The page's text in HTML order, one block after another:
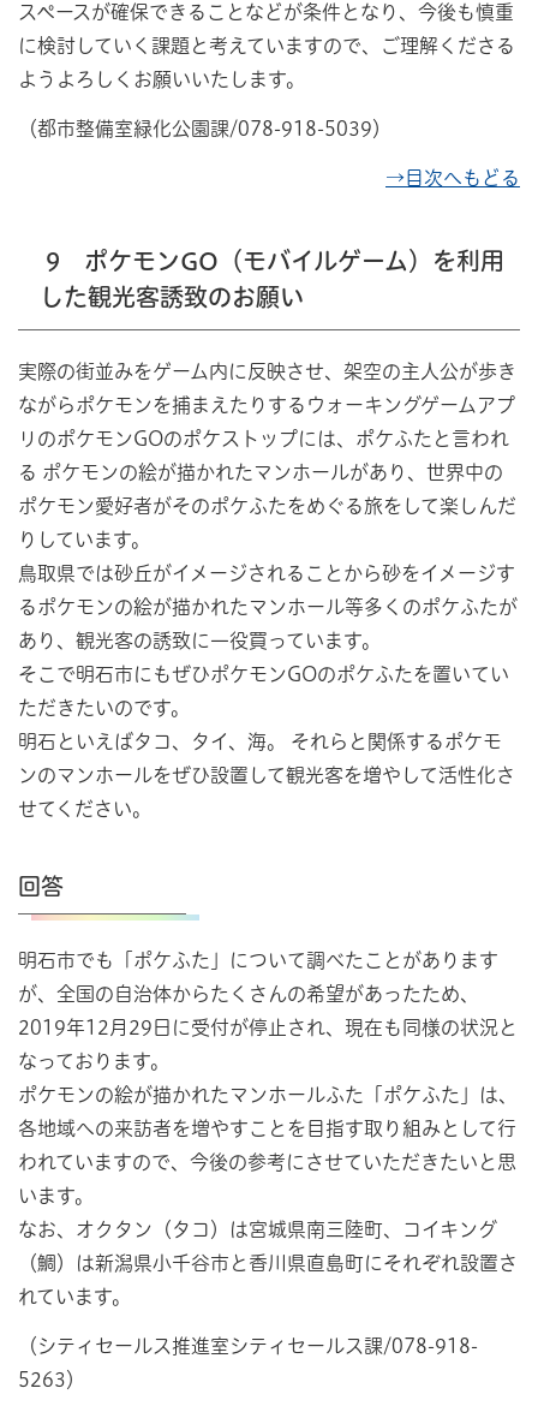
スペースが確保できることなどが条件となり、今後も慎重
に検討していく課題と考えていますので、ご理解くださる
ようよろしくお願いいたします。
（都市整備室緑化公園課/078-918-5039）
→目次へもどる
9 ポケモンGO（モバイルゲーム）を利用
した観光客誘致のお願い
実際の街並みをゲーム内に反映させ、架空の主人公が歩き
ながらポケモンを捕まえたりするウォーキングゲームアプ
リのポケモンGOのポケストップには、ポケふたと言われ
る ポケモンの絵が描かれたマンホールがあり、世界中の
ポケモン愛好者がそのポケふたをめぐる旅をして楽しんだ
りしています。
鳥取県では砂丘がイメージされることから砂をイメージす
るポケモンの絵が描かれたマンホール等多くのポケふたが
あり、観光客の誘致に一役買っています。
そこで明石市にもぜひポケモンGOのポケふたを置いてい
ただきたいのです。
明石といえばタコ、タイ、海。 それらと関係するポケモ
ンのマンホールをぜひ設置して観光客を増やして活性化さ
せてください。
回答
明石市でも「ポケふた」について調べたことがあります
が、全国の自治体からたくさんの希望があったため、
2019年12月29日に受付が停止され、現在も同様の状況と
なっております。
ポケモンの絵が描かれたマンホールふた「ポケふた」は、
各地域への来訪者を増やすことを目指す取り組みとして行
われていますので、今後の参考にさせていただきたいと思
います。
なお、オクタン（タコ）は宮城県南三陸町、コイキング
（鯛）は新潟県小千谷市と香川県直島町にそれぞれ設置さ
れています。
（シティセールス推進室シティセールス課/078-918-
5263）